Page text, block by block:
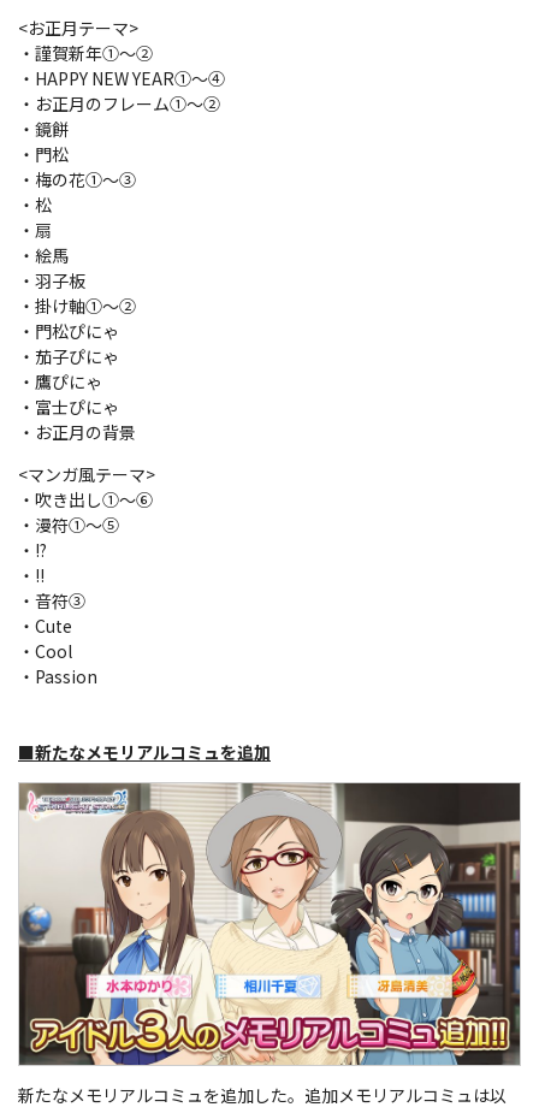
<お正月テーマ>
・謹賀新年①～②
・HAPPY NEW YEAR①～④
・お正月のフレーム①～②
・鏡餅
・門松
・梅の花①～③
・松
・扇
・絵馬
・羽子板
・掛け軸①～②
・門松ぴにゃ
・茄子ぴにゃ
・鷹ぴにゃ
・富士ぴにゃ
・お正月の背景
<マンガ風テーマ>
・吹き出し①～⑥
・漫符①～⑤
・!?
・!!
・音符③
・Cute
・Cool
・Passion
■新たなメモリアルコミュを追加
新たなメモリアルコミュを追加した。追加メモリアルコミュは以